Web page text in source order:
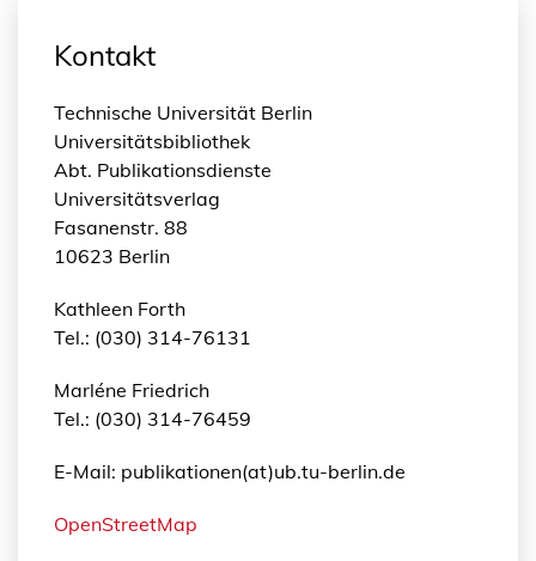
Kontakt
Technische Universität Berlin
Universitätsbibliothek
Abt. Publikationsdienste
Universitätsverlag
Fasanenstr. 88
10623 Berlin
Kathleen Forth
Tel.: (030) 314-76131
Marléne Friedrich
Tel.: (030) 314-76459
E-Mail: publikationen(at)ub.tu-berlin.de
OpenStreetMap